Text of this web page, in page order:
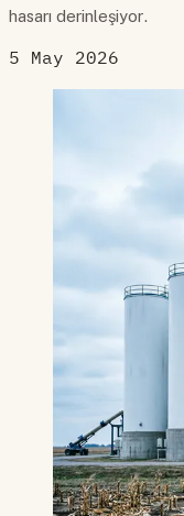
hasarı derinleşiyor.
5 May 2026